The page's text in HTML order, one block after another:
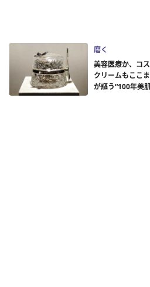
磨く
美容医療か、コ
クリームもここ
が謳う“100年美